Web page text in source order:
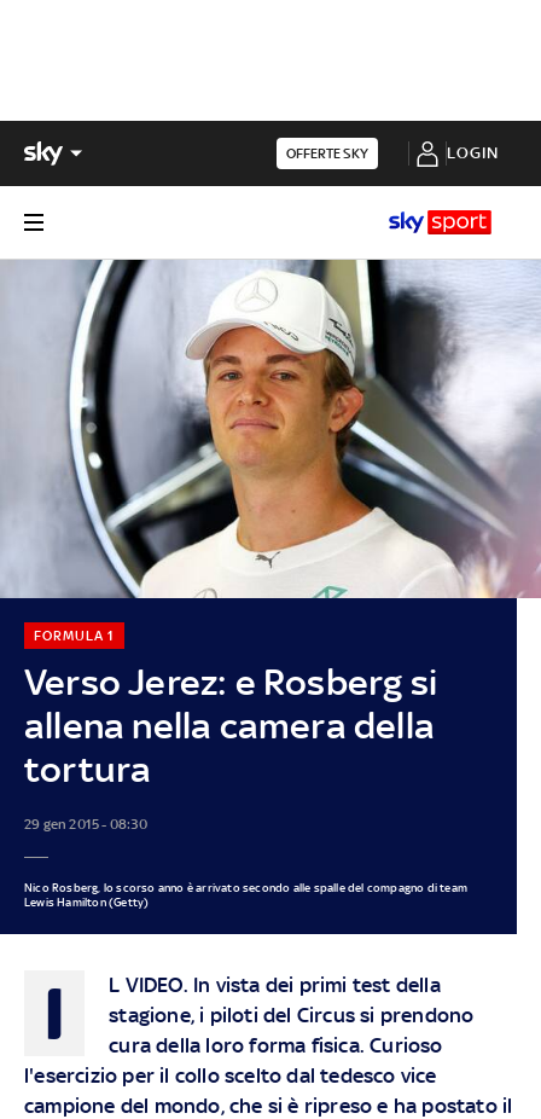
OFFERTE SKY LOGIN
Verso Jerez: e Rosberg si
allena nella camera della
tortura
FORMULA 1
29 gen 2015 - 08:30
Nico Rosberg, lo scorso anno è arrivato secondo alle spalle del compagno di team
Lewis Hamilton (Getty)
I L VIDEO. In vista dei primi test della
stagione, i piloti del Circus si prendono
cura della loro forma fisica. Curioso
l'esercizio per il collo scelto dal tedesco vice
campione del mondo, che si è ripreso e ha postato il